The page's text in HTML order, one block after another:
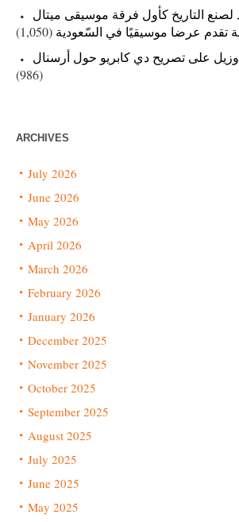
لصنع التاريخ كأول فرقة موسيقى ميتال
تقدم عرضا موسيقيًا في السّعودية (1,050)
على تصريح دي كابريو حول أرسنال
(986)
ARCHIVES
July 2026
June 2026
May 2026
April 2026
March 2026
February 2026
January 2026
December 2025
November 2025
October 2025
September 2025
August 2025
July 2025
June 2025
May 2025